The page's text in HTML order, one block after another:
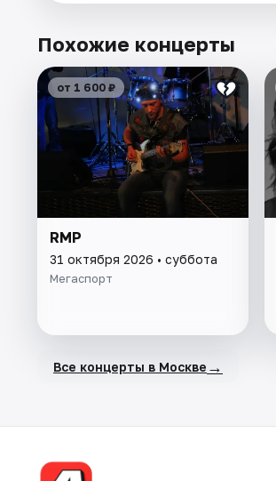
Похожие концерты
от 1 600 ₽
RMP
31 октября 2026 • суббота
Мегаспорт
Все концерты в Москве →